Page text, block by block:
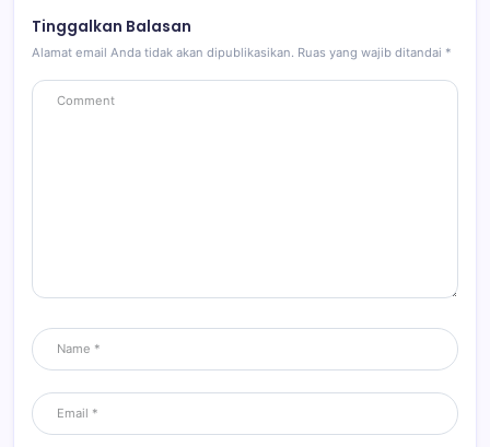
Tinggalkan Balasan
Alamat email Anda tidak akan dipublikasikan. Ruas yang wajib ditandai *